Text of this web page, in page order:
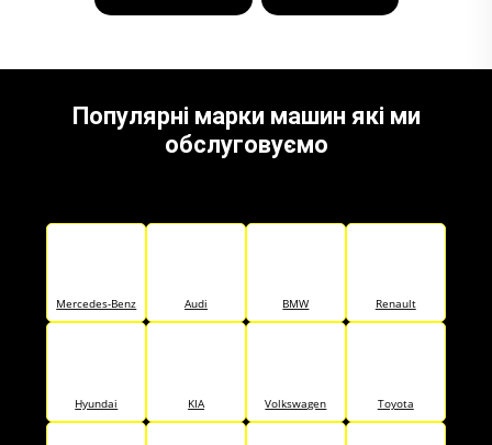
Популярні марки машин які ми
обслуговуємо
Mercedes-Benz Audi BMW Renault
Hyundai KIA Volkswagen Toyota